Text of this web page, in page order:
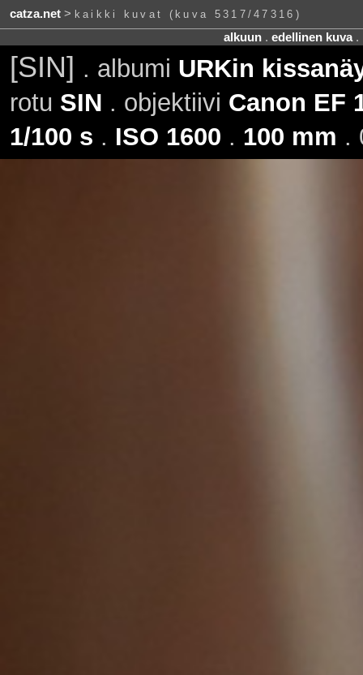
catza.net> kaikki kuvat (kuva 5317/47316)
alkuun. edellinen kuva.
[SIN] . albumi URKin
rotu SIN . objektiivi Canon EF
1/100 s . ISO 1600 . 100 mm .